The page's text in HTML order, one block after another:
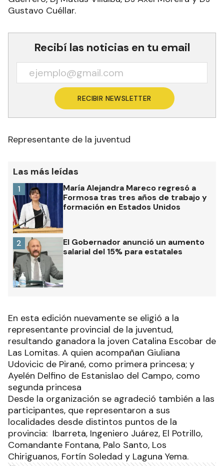
Gustavo Cuéllar.
Recibí las noticias en tu email
RECIBIR NEWSLETTER
Representante de la juventud
Las más leídas
María Alejandra Mareco regresó a
Formosa tras tres años de trabajo y
formación en Estados Unidos
1
El Gobernador anunció un aumento
salarial del 15% para estatales
2
En esta edición nuevamente se eligió a la
representante provincial de la juventud,
resultando ganadora la joven Catalina Escobar de
Las Lomitas. A quien acompañan Giuliana
Udovicic de Pirané, como primera princesa; y
Ayelén Delfino de Estanislao del Campo, como
segunda princesa
Desde la organización se agradeció también a las
participantes, que representaron a sus
localidades desde distintos puntos de la
provincia: Ibarreta, Ingeniero Juárez, El Potrillo,
Comandante Fontana, Palo Santo, Los
Chiriguanos, Fortín Soledad y Laguna Yema.